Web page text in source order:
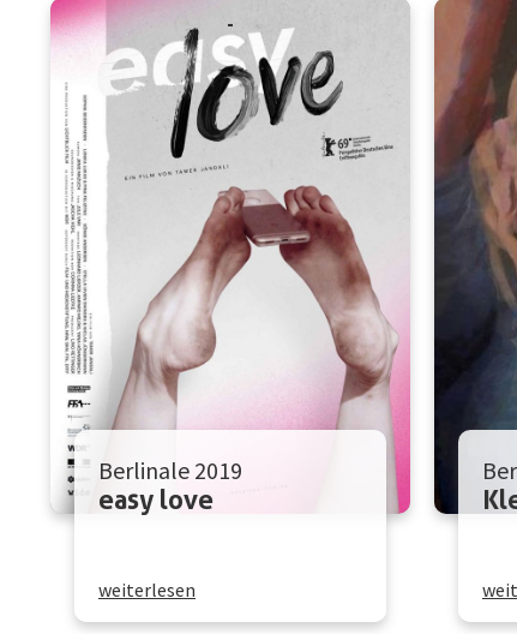
Berlinale 2019
easy love
weiterlesen